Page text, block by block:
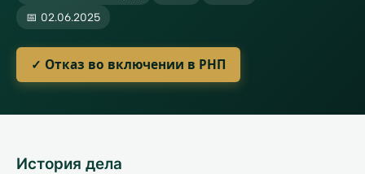
📅 02.06.2025
✓ Отказ во включении в РНП
История дела